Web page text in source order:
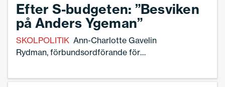
Efter S-budgeten: ”Besviken
på Anders Ygeman”
SKOLPOLITIK Ann-Charlotte Gavelin
Rydman, förbundsordförande för
avsaknaden av skolledare i satsningarna.